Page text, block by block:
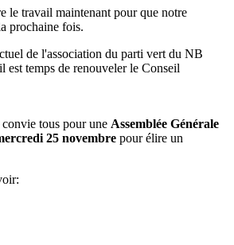
le travail maintenant pour que notre
prochaine fois.
de l'association du parti vert du NB
est temps de renouveler le Conseil
tous pour une Assemblée Générale
25 novembre pour élire un